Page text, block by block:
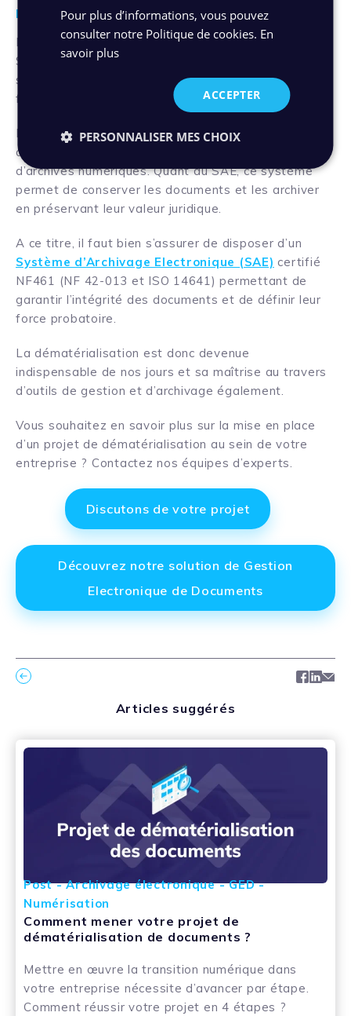
De la GED à l’archivage électronique
La Gestion électronique des documents (GED) et le
Système d’archivage électronique (SAE) sont
souvent confondus, mais en réalité, ces deux outils
fonctionnent de manière complémentaire !
En effet, la GED permet de classer les documents
dématérialisés et joue un rôle de producteur
d’archives numériques. Quant au SAE, ce système
permet de conserver les documents et les archiver
en préservant leur valeur juridique.
A ce titre, il faut bien s’assurer de disposer d’un
Système d’Archivage Electronique (SAE) certifié
NF461 (NF 42-013 et ISO 14641) permettant de
garantir l’intégrité des documents et de définir leur
force probatoire.
La dématérialisation est donc devenue
indispensable de nos jours et sa maîtrise au travers
d’outils de gestion et d’archivage également.
Vous souhaitez en savoir plus sur la mise en place
d’un projet de dématérialisation au sein de votre
entreprise ? Contactez nos équipes d’experts.
Discutons de votre projet
Découvrez notre solution de Gestion
Electronique de Documents
Articles suggérés
Post - Archivage électronique - GED -
Numérisation
Comment mener votre projet de
dématérialisation de documents ?
Mettre en œuvre la transition numérique dans
votre entreprise nécessite d’avancer par étape.
Comment réussir votre projet en 4 étapes ?
Pour plus d’informations, vous pouvez
consulter notre Politique de cookies. En
savoir plus
ACCEPTER
PERSONNALISER MES CHOIX